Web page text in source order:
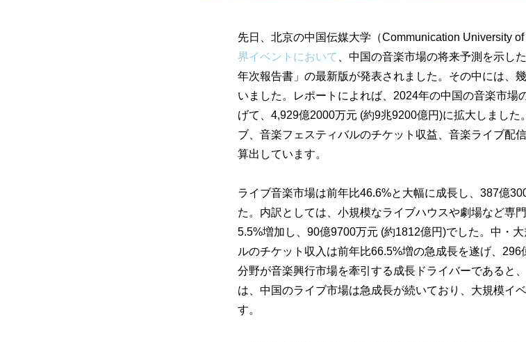
先日、北京の中国伝媒大学（Communication University
界イベントにおいて
、中国の音楽市場の将来予測を示し
年次報告書」の最新版が発表されました。その中には、
いました。レポートによれば、2024年の中国の音楽市場
げて、4,929億2000万元 (約9兆9200億円)に拡大しました
ブ、音楽フェスティバルのチケット収益、音楽ライブ配
算出しています。
ライブ音楽市場は前年比46.6%と大幅に成長し、387億
た。内訳としては、小規模なライブハウスや劇場など専
5.5%増加し、90億9700万元 (約1812億円)でした。中・
ルのチケット収入は前年比66.5%増の急成長を遂げ、
分野が音楽興行市場を牽引する成長ドライバーであると
は、中国のライブ市場は急成長が続いており、大規模イ
す。